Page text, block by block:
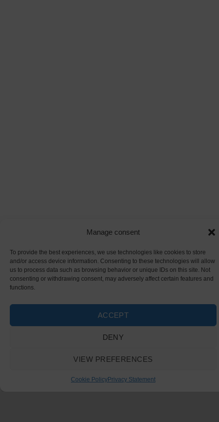
Manage consent
To provide the best experiences, we use technologies like cookies to store
and/or access device information. Consenting to these technologies will allow
us to process data such as browsing behavior or unique IDs on this site. Not
consenting or withdrawing consent, may adversely affect certain features and
functions.
ACCEPT
DENY
VIEW PREFERENCES
Cookie PolicyPrivacy Statement